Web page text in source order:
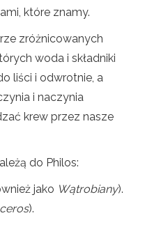
które znamy.
zróżnicowanych
woda i składniki
liści i odwrotnie, a
i naczynia
krew przez nasze
do Philos:
jako Wątrobiany).
).